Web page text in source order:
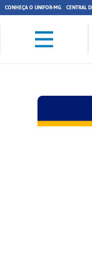
CONHEÇA O UNIFOR-MG CENTRAL